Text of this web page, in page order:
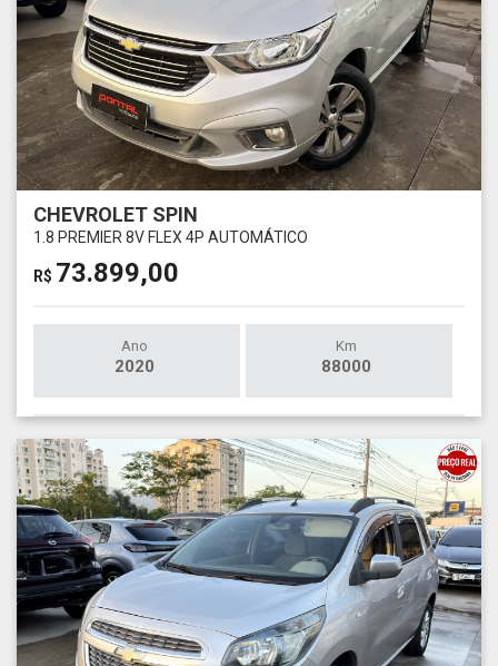
CHEVROLET SPIN
1.8 PREMIER 8V FLEX 4P AUTOMÁTICO
R$ 73.899,00
Ano
2020
Km
88000